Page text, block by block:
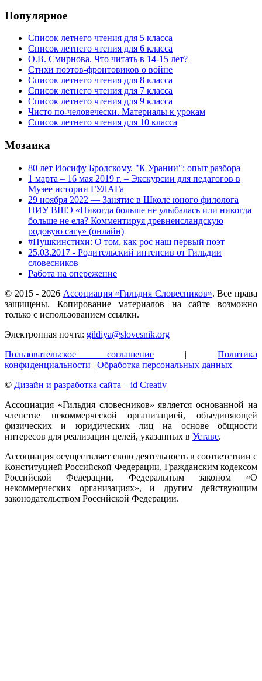
Популярное
Список летнего чтения для 5 класса
Список летнего чтения для 6 класса
О.В. Смирнова. Что читать в 14-15 лет?
Стихи поэтов-фронтовиков о войне
Список летнего чтения для 8 класса
Список летнего чтения для 7 класса
Список летнего чтения для 9 класса
Чисто по-человечески. Материалы к урокам
Список летнего чтения для 10 класса
Мозаика
80 лет Иосифу Бродскому. "К Урании": опыт разбора
1 марта – 16 мая 2019 г. – Экскурсии для педагогов в
Музее истории ГУЛАГа
29 ноября 2022 — Занятие в Школе юного филолога
НИУ ВШЭ «Никогда больше не улыбалась или никогда
больше не ела? Комментируя древнеисландскую
родовую сагу» (онлайн)
#Пушкинстихи: О том, как рос наш первый поэт
25.03.2017 - Родительский интенсив от Гильдии
словесников
Работа на опережение
© 2015 - 2026 Ассоциация «Гильдия Словесников». Все права
защищены. Копирование материалов на сайте возможно
только с использованием ссылки.
Электронная почта: gildiya@slovesnik.org
Пользовательское соглашение | Политика
конфиденциальности | Обработка персональных данных
© Дизайн и разработка сайта – id Creativ
Ассоциация «Гильдия словесников» является основанной на
членстве некоммерческой организацией, объединяющей
физических и юридических лиц на основе общности
интересов для реализации целей, указанных в Уставе.
Ассоциация осуществляет свою деятельность в соответствии с
Конституцией Российской Федерации, Гражданским кодексом
Российской Федерации, Федеральным законом «О
некоммерческих организациях», и другим действующим
законодательством Российской Федерации.